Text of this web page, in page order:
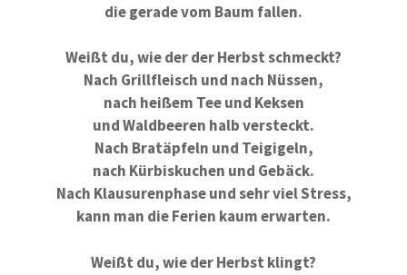
die gerade vom Baum fallen.
Weißt du, wie der der Herbst schmeckt?
Nach Grillfleisch und nach Nüssen,
nach heißem Tee und Keksen
und Waldbeeren halb versteckt.
Nach Bratäpfeln und Teigigeln,
nach Kürbiskuchen und Gebäck.
Nach Klausurenphase und sehr viel Stress,
kann man die Ferien kaum erwarten.
Weißt du, wie der Herbst klingt?